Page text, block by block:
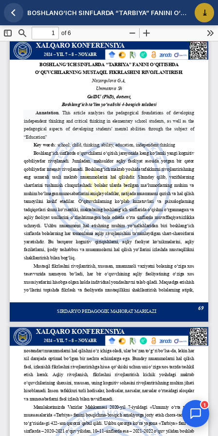
Maqola tafsilotlariga qaytish BOSHLANG‘ICH SINFLARDA “TARBIYA” FANINI O‘QITISHDA O‘QUVCHILARNING MUSTAQIL FIKRLASHINI RIVOJLANTIRISH
1
Jurnal Yordamchisi
Onlayn